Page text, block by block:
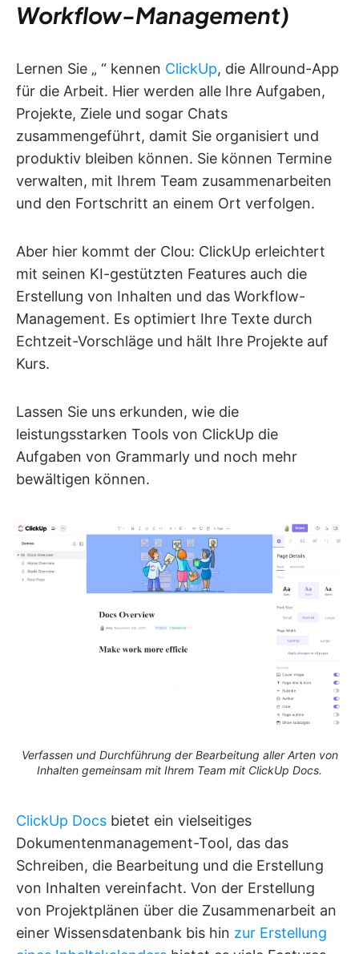
Workflow-Management)
Lernen Sie „ “ kennen ClickUp, die Allround-App
für die Arbeit. Hier werden alle Ihre Aufgaben,
Projekte, Ziele und sogar Chats
zusammengeführt, damit Sie organisiert und
produktiv bleiben können. Sie können Termine
verwalten, mit Ihrem Team zusammenarbeiten
und den Fortschritt an einem Ort verfolgen.
Aber hier kommt der Clou: ClickUp erleichtert
mit seinen KI-gestützten Features auch die
Erstellung von Inhalten und das Workflow-
Management. Es optimiert Ihre Texte durch
Echtzeit-Vorschläge und hält Ihre Projekte auf
Kurs.
Lassen Sie uns erkunden, wie die
leistungsstarken Tools von ClickUp die
Aufgaben von Grammarly und noch mehr
bewältigen können.
Verfassen und Durchführung der Bearbeitung aller Arten von
Inhalten gemeinsam mit Ihrem Team mit ClickUp Docs.
ClickUp Docs bietet ein vielseitiges
Dokumentenmanagement-Tool, das das
Schreiben, die Bearbeitung und die Erstellung
von Inhalten vereinfacht. Von der Erstellung
von Projektplänen über die Zusammenarbeit an
einer Wissensdatenbank bis hin zur Erstellung